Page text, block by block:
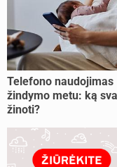
Telefono naudojimas
žindymo metu: ką
žinoti?